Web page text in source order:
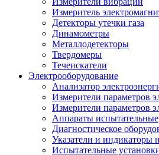
Измеритель
Детекторы утечки газа
Динамометры
Металлодетекторы
Твердомеры
Течеискатели
Электрооборудование
Анализатор
Измерители параметров
Измерители параметров
Аппараты испытательные
Диагностическое
Указатели и индикаторы
Испытательные